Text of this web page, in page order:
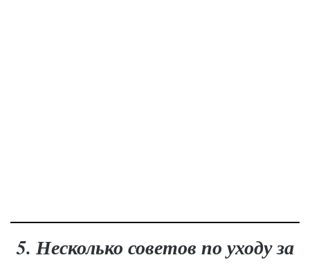
5. Несколько советов по уходу за